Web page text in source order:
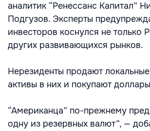
аналитик “Ренессанс Капитал”
Подгузов. Эксперты
инвесторов коснулся не только
других развивающихся рынков.
Нерезиденты продают
активы в них и покупают
“Американца” по-прежнему
одну из резервных валют”, —